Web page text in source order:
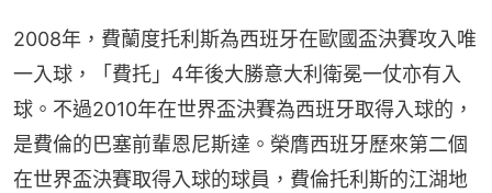
2008年，費蘭度托利斯為西班牙在歐國盃決賽攻入唯
一入球，「費托」4年後大勝意大利衛冕一仗亦有入
球。不過2010年在世界盃決賽為西班牙取得入球的，
是費倫的巴塞前輩恩尼斯達。榮膺西班牙歷來第二個
在世界盃決賽取得入球的球員，費倫托利斯的江湖地